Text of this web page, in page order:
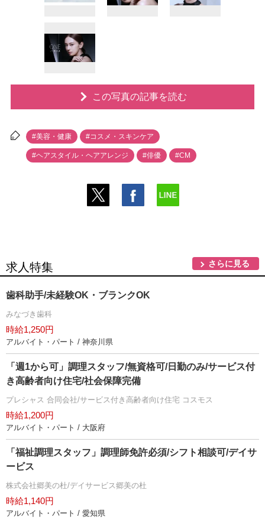
この写真の記事を読む
#美容・健康 #コスメ・スキンケア
#ヘアスタイル・ヘアアレンジ #俳優 #CM
求人特集 さらに見る
歯科助手/未経験OK・ブランクOK
みなづき歯科
時給1,250円
アルバイト・パート / 神奈川県
「週1から可」調理スタッフ/無資格可/日勤のみ/サービス付
き高齢者向け住宅/社会保障完備
プレシャス 合同会社/サービス付き高齢者向け住宅 コスモス
時給1,200円
アルバイト・パート / 大阪府
「福祉調理スタッフ」調理師免許必須/シフト相談可/デイサ
ービス
株式会社郷美の杜/デイサービス郷美の杜
時給1,140円
アルバイト・パート / 愛知県